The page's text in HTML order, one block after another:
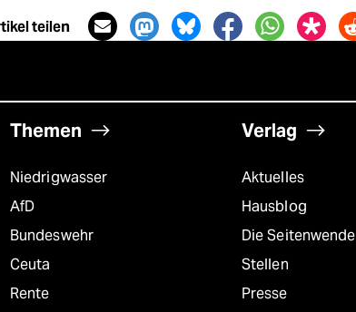
teilen
Themen
Niedrigwasser
AfD
Bundeswehr
Ceuta
Rente
Verlag
Aktuelles
Hausblog
Die Seitenwende
Stellen
Presse